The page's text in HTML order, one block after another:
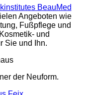
BeauMed
Angeboten wie
Fußpflege und
und
Sie und Ihn.
der Neuform.